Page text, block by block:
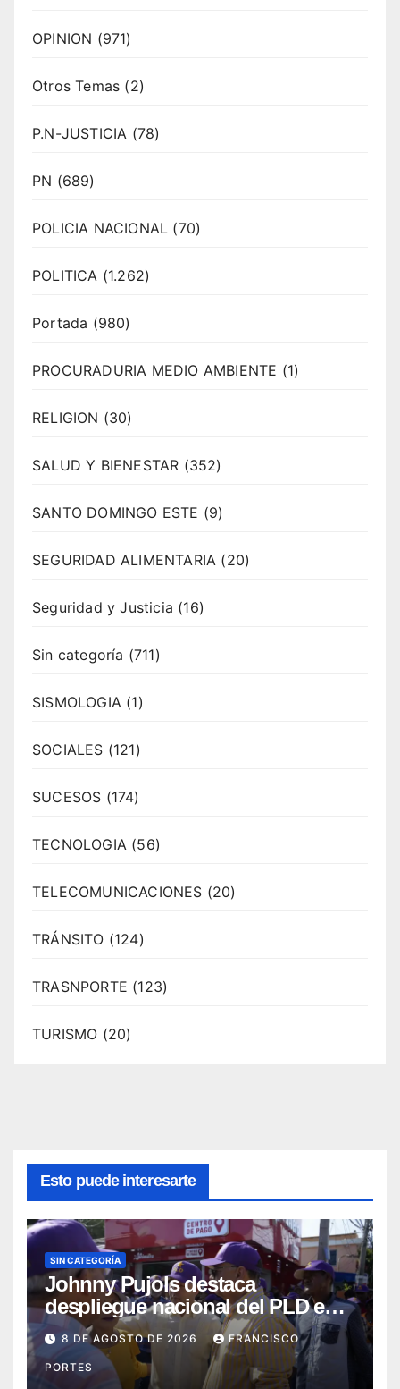
OPINION (971)
Otros Temas (2)
P.N-JUSTICIA (78)
PN (689)
POLICIA NACIONAL (70)
POLITICA (1.262)
Portada (980)
PROCURADURIA MEDIO AMBIENTE (1)
RELIGION (30)
SALUD Y BIENESTAR (352)
SANTO DOMINGO ESTE (9)
SEGURIDAD ALIMENTARIA (20)
Seguridad y Justicia (16)
Sin categoría (711)
SISMOLOGIA (1)
SOCIALES (121)
SUCESOS (174)
TECNOLOGIA (56)
TELECOMUNICACIONES (20)
TRÁNSITO (124)
TRASNPORTE (123)
TURISMO (20)
Esto puede interesarte
SIN CATEGORÍA
Johnny Pujols destaca
despliegue nacional del PLD en
segunda jornada de Esfuerzo
Concentrado
8 DE AGOSTO DE 2026 FRANCISCO
PORTES